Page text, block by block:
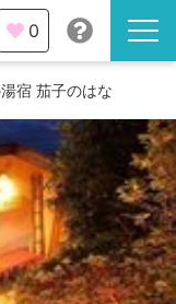
0
宿 茄子のはな